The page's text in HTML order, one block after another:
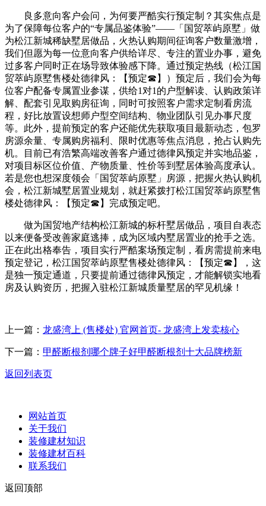
良多意向客户会问，为何要严酷实行预定制？其实焦点是
为了保障每位客户的“专属品鉴体验”——「国贸萃屿原墅」做
为松江新城稀缺墅居做品，火热认购期间征询客户数量激增，
我们但愿为每一位意向客户供给详尽、专注的置业办事，避免
过多客户同时正在场导致体验感下降。通过预定热线（松江国
贸萃屿原墅售楼处德律风：【预定☎】）预定后，我们会为每
位客户配备专属置业参谋，供给1对1的户型解读、认购政策详
解、配套引见取购房征询，同时可按照客户需求定制看房流
程，好比放置设想师户型空间结构、物业团队引见办事尺度
等。此外，提前预定的客户还能优先获取项目最新动态，包罗
房源余量、专属购房福利、限时优惠等焦点消息，抢占认购先
机。目前已有浩繁高端改善客户通过德律风预定并实地品鉴，
对项目标区位价值、产物质量、性价等到墅居体验高度承认。
若是您也想深度领会「国贸萃屿原墅」房源，把握火热认购机
会，松江新城墅居置业规划，就赶紧拨打松江国贸萃屿原墅售
楼处德律风：【预定☎】完成预定吧。
做为国贸地产结构松江新城的标杆墅居做品，项目自表态
以来便备受改善家庭逃捧，成为区域内墅居置业的抢手之选。
正在此出格奉告，项目实行严酷案场预定制，看房需提前来电
预定登记，松江国贸萃屿原墅售楼处德律风：【预定☎】，这
是独一预定通道，只要提前通过德律风预定，才能解锁实地看
房及认购资历，把握入驻松江新城质量墅居的罕见机缘！
上一篇： 龙盛湾上 (售楼处) 官网首页- 龙盛湾上发卖核心
下一篇： 甲醛断根剂哪个牌子好甲醛断根剂十大品牌榜新
返回列表页
网站首页
关于我们
装修建材知识
装修建材百科
联系我们
返回顶部